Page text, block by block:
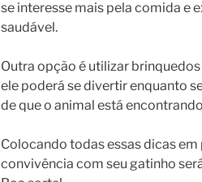
se interesse mais pela comida e
saudável.
Outra opção é utilizar
ele poderá se divertir enquanto
de que o animal está
Colocando todas essas dicas
convivência com seu gatinho